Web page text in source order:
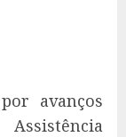
avanços